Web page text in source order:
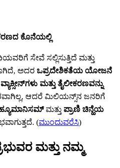
ಕೊನೆಯಲ್ಲಿ
ಸೇವೆ ಸಲ್ಲಿಸುತ್ತಿದೆ ಮತ್ತು
ಅದರ ಒಪ್ರದೇಶಿಕತೆಯ ಯೋಜನೆ
ವ್ಯಾಕ್ಸೀನ್‌‌ಗಳು ಮತ್ತು ತೈಲೀಕರಣವನ್ನು
ಆದರೆ ಮಿಲಿಯನ್ಸ್‌ನ ಜನರಿಗೆ
ಮತ್ತು ಪ್ರಾಣಿ ಚಿನ್ಹೆಯ
(ಮುಂದುವರೆಸಿ)
ಮತ್ತು ನಮ್ಮ